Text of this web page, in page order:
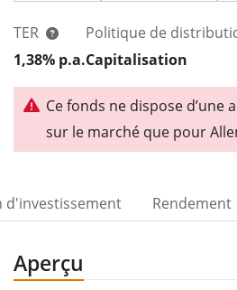
TER
1,38% p.a.
Politique de
Capitalisation
Ce fonds ne dispose d’une
sur le marché que pour
d'investissement Rendement
Aperçu